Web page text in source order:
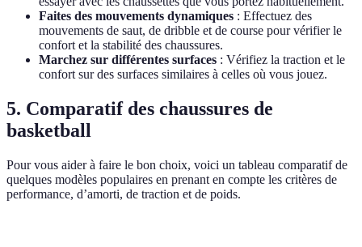
Faites des mouvements dynamiques : Effectuez des
mouvements de saut, de dribble et de course pour vérifier le
confort et la stabilité des chaussures.
Marchez sur différentes surfaces : Vérifiez la traction et le
confort sur des surfaces similaires à celles où vous jouez.
5. Comparatif des chaussures de
basketball
Pour vous aider à faire le bon choix, voici un tableau comparatif de
quelques modèles populaires en prenant en compte les critères de
performance, d’amorti, de traction et de poids.